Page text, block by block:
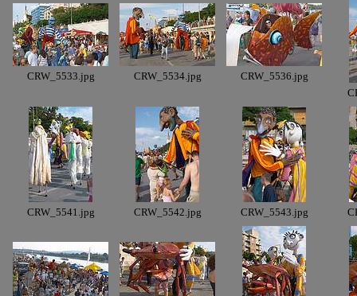
CRW_5533.jpg CRW_5534.jpg
CRW_5536.jpg
CRW_5541.jpg CRW_5542.jpg CRW_5543.jpg